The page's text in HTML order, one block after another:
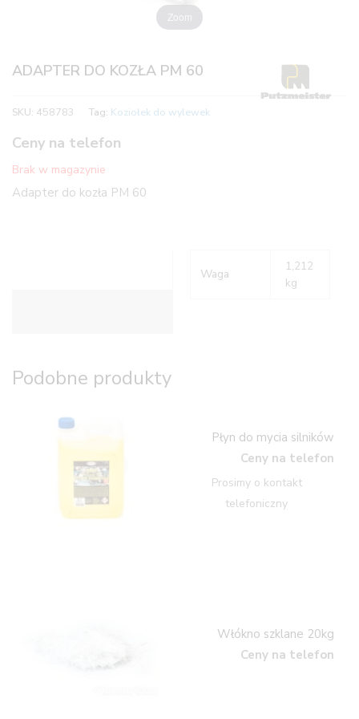
Zoom
ADAPTER DO KOZŁA PM 60
SKU: 458783 Tag: Koziołek do wylewek
Ceny na telefon
Brak w magazynie
Adapter do kozła PM 60
Waga
1,212
kg
Podobne produkty
Płyn do mycia silników
Ceny na telefon
Prosimy o kontakt
telefoniczny
Włókno szklane 20kg
Ceny na telefon